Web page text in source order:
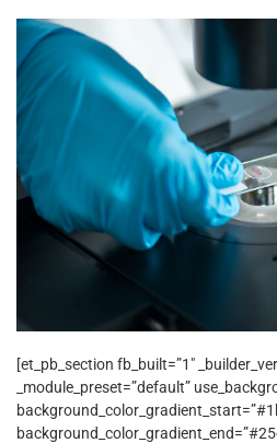
[et_pb_section fb_built=”1″
_module_preset=”default”